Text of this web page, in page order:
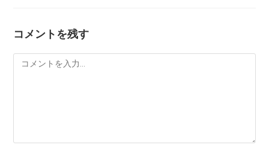
コメントを残す